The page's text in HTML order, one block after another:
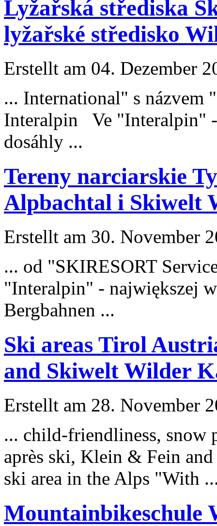
Lyžařská střediska
lyžařské středisko
Erstellt am 04. Dezember
... International" s
Interalpin Ve "Interalpin"
dosáhly ...
Tereny narciarskie
Alpbachtal i Skiwelt
Erstellt am 30. November
... od "SKIRESORT
"Interalpin" - największej
Bergbahnen ...
Ski areas Tirol
and Skiwelt Wilder
Erstellt am 28. November
... child-friendliness, snow
après ski, Klein & Fein
ski area in the Alps "With
Mountainbikeschule